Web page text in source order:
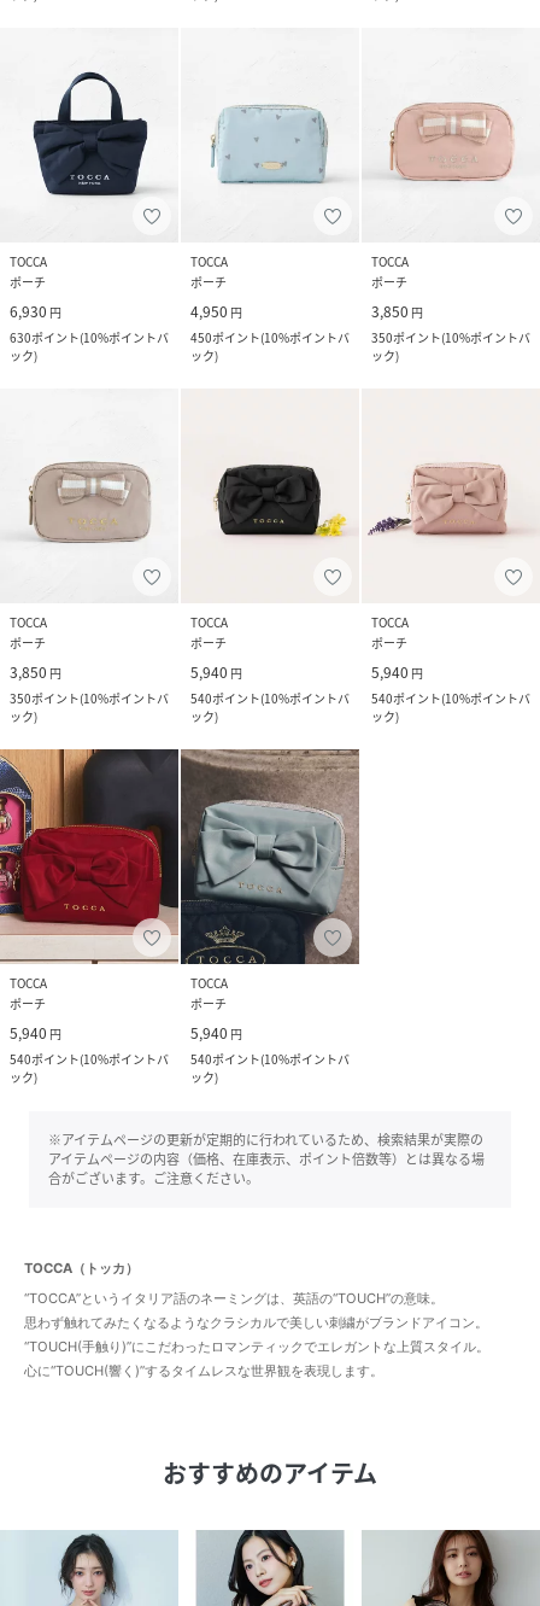
TOCCA
ポーチ
6,930 円
630ポイント(10%ポイントバ
ック)
TOCCA
ポーチ
4,950 円
450ポイント(10%ポイントバ
ック)
TOCCA
ポーチ
3,850 円
350ポイント(10%ポイントバ
ック)
TOCCA
ポーチ
3,850 円
350ポイント(10%ポイントバ
ック)
TOCCA
ポーチ
5,940 円
540ポイント(10%ポイントバ
ック)
TOCCA
ポーチ
5,940 円
540ポイント(10%ポイントバ
ック)
TOCCA
ポーチ
5,940 円
540ポイント(10%ポイントバ
ック)
TOCCA
ポーチ
5,940 円
540ポイント(10%ポイントバ
ック)
※アイテムページの更新が定期的に行われているため、検索結果が実際の
アイテムページの内容（価格、在庫表示、ポイント倍数等）とは異なる場
合がございます。ご注意ください。
TOCCA（トッカ）
“TOCCA”というイタリア語のネーミングは、英語の“TOUCH”の意味。
思わず触れてみたくなるようなクラシカルで美しい刺繍がブランドアイコン。
“TOUCH(手触り)”にこだわったロマンティックでエレガントな上質スタイル。
心に“TOUCH(響く)”するタイムレスな世界観を表現します。
おすすめのアイテム